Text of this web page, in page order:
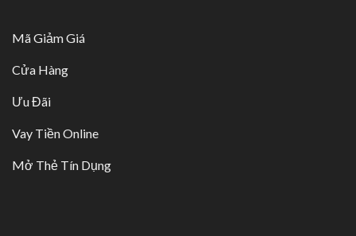
Mã Giảm Giá
Cửa Hàng
Ưu Đãi
Vay Tiền Online
Mở Thẻ Tín Dụng